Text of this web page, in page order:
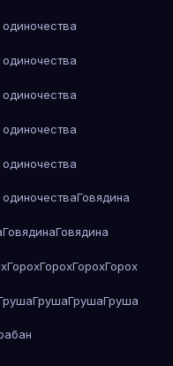
Говядина
ГовядинаГовядина
ГорохГорохГорохГорох
ГрушаГрушаГруша